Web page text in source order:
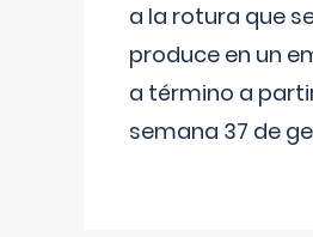
a la rotura que
produce en un
a término a
semana 37 de